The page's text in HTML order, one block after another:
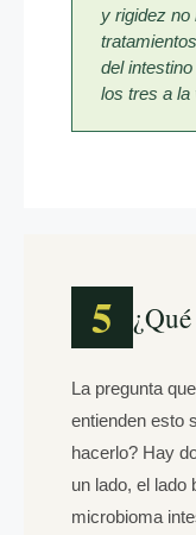
y rigidez no
del
los tres a la
5
La pregunta
entienden esto
hacerlo? Hay
un lado, el lado
microbioma